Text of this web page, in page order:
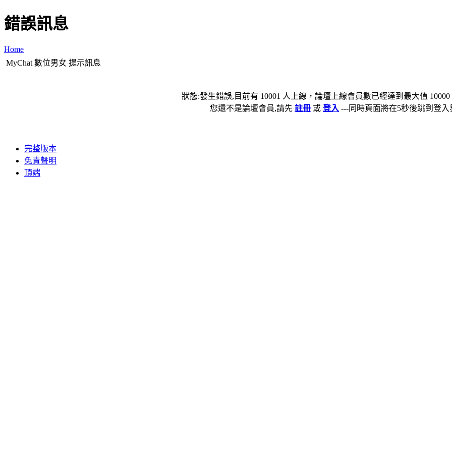
錯誤訊息
Home
MyChat 數位男女 提示訊息
狀態:發生錯誤,目前有 10001 人上線，論壇上線會員數已經達到最大值
您還不是論壇會員,請先 註冊 或 登入 ---同時頁面將在5秒後跳到登入
完整版本
免責聲明
頂端